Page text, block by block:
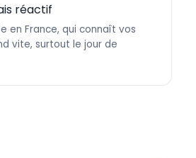
réactif
en France, qui connaît vos
vite, surtout le jour de